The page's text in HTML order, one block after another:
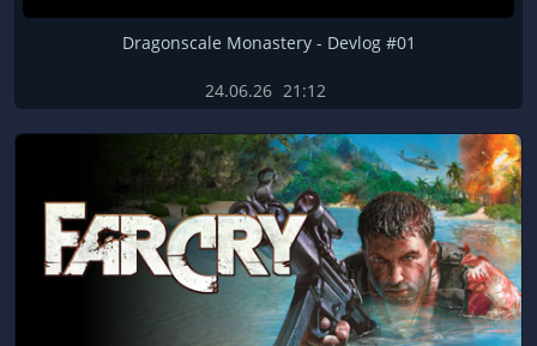
Dragonscale Monastery - Devlog #01
24.06.26 21:12